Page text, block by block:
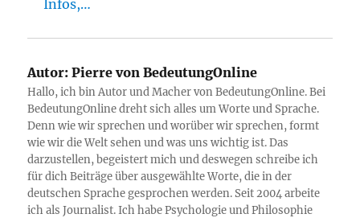
Infos,…
Autor: Pierre von BedeutungOnline
Hallo, ich bin Autor und Macher von BedeutungOnline. Bei
BedeutungOnline dreht sich alles um Worte und Sprache.
Denn wie wir sprechen und worüber wir sprechen, formt
wie wir die Welt sehen und was uns wichtig ist. Das
darzustellen, begeistert mich und deswegen schreibe ich
für dich Beiträge über ausgewählte Worte, die in der
deutschen Sprache gesprochen werden. Seit 2004 arbeite
ich als Journalist. Ich habe Psychologie und Philosophie